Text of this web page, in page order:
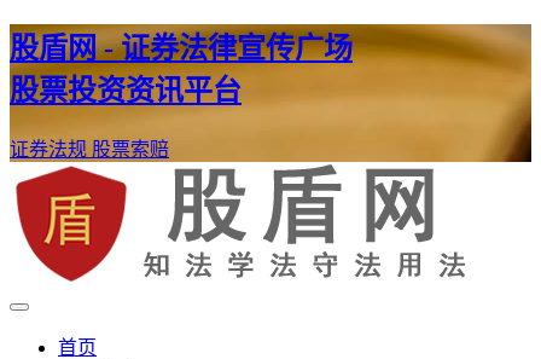
股盾网 - 证券法律宣传广场
股票投资资讯平台
证券法规 股票索赔
股盾网
证券股票维权网
首页